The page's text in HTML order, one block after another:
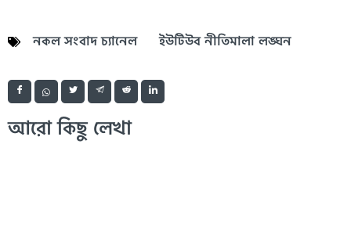
নকল সংবাদ চ্যানেল ইউটিউব নীতিমালা লঙ্ঘন
আরো কিছু লেখা